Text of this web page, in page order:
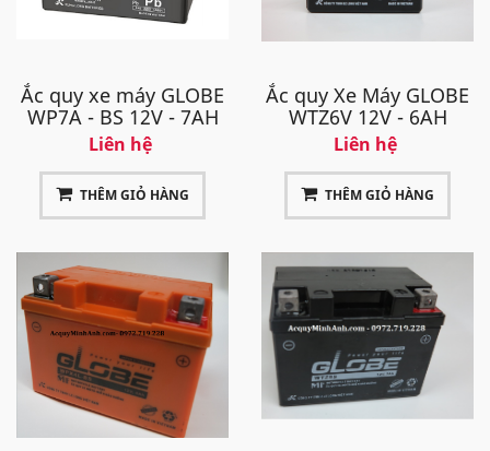
Ắc quy xe máy GLOBE
WP7A - BS 12V - 7AH
Liên hệ
THÊM GIỎ HÀNG
Ắc quy Xe Máy GLOBE
WTZ6V 12V - 6AH
Liên hệ
THÊM GIỎ HÀNG